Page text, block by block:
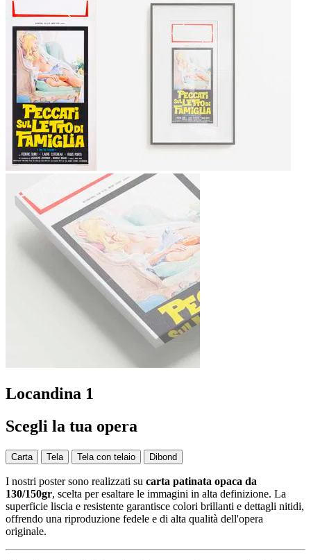
Locandina 1
Scegli la tua opera
Carta Tela Tela con telaio Dibond
I nostri poster sono realizzati su carta patinata opaca da
130/150gr, scelta per esaltare le immagini in alta definizione. La
superficie liscia e resistente garantisce colori brillanti e dettagli nitidi,
offrendo una riproduzione fedele e di alta qualità dell'opera
originale.